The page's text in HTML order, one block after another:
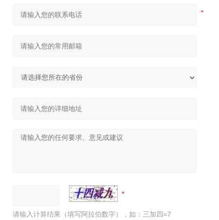
请输入计算结果（填写阿拉伯数字），如：三加四=7